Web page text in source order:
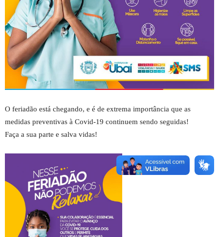
O feriadão está chegando, e é de extrema importância que as
medidas preventivas à Covid-19 continuem sendo seguidas!
Faça a sua parte e salva vidas!